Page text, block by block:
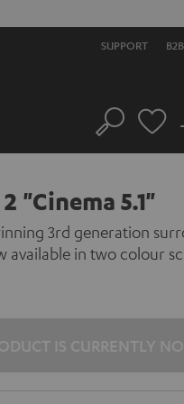
SUPPORT B2B
Search
"Cinema 5.1"
3rd generation
available in two colour